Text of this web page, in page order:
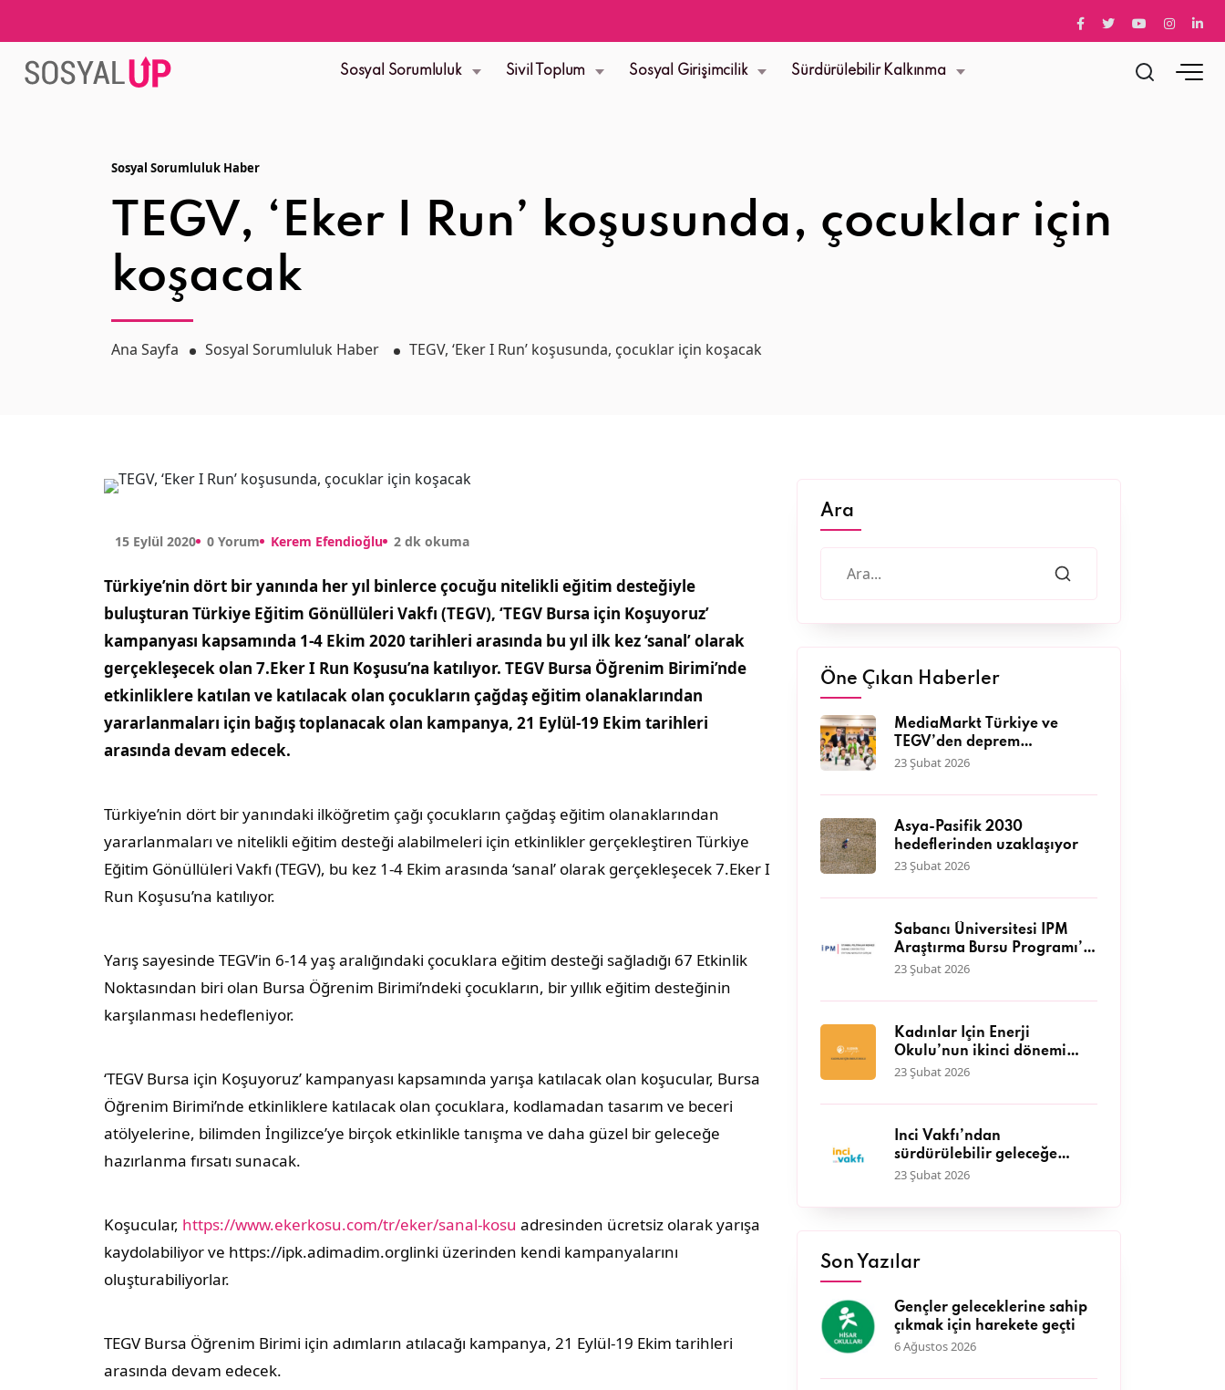
Sosyal Sorumluluk Sivil Toplum Sosyal Girişimcilik Sürdürülebilir Kalkınma
Sosyal Sorumluluk Haber
TEGV, ‘Eker I Run’ koşusunda, çocuklar için
koşacak
Ana Sayfa Sosyal Sorumluluk Haber TEGV, ‘Eker I Run’ koşusunda, çocuklar için koşacak
15 Eylül 2020 0 Yorum Kerem Efendioğlu 2 dk okuma
Türkiye’nin dört bir yanında her yıl binlerce çocuğu nitelikli eğitim desteğiyle
buluşturan Türkiye Eğitim Gönüllüleri Vakfı (TEGV), ‘TEGV Bursa için Koşuyoruz’
kampanyası kapsamında 1-4 Ekim 2020 tarihleri arasında bu yıl ilk kez ‘sanal’ olarak
gerçekleşecek olan 7.Eker I Run Koşusu’na katılıyor. TEGV Bursa Öğrenim Birimi’nde
etkinliklere katılan ve katılacak olan çocukların çağdaş eğitim olanaklarından
yararlanmaları için bağış toplanacak olan kampanya, 21 Eylül-19 Ekim tarihleri
arasında devam edecek.
Türkiye’nin dört bir yanındaki ilköğretim çağı çocukların çağdaş eğitim olanaklarından
yararlanmaları ve nitelikli eğitim desteği alabilmeleri için etkinlikler gerçekleştiren Türkiye
Eğitim Gönüllüleri Vakfı (TEGV), bu kez 1-4 Ekim arasında ‘sanal’ olarak gerçekleşecek 7.Eker I
Run Koşusu’na katılıyor.
Yarış sayesinde TEGV’in 6-14 yaş aralığındaki çocuklara eğitim desteği sağladığı 67 Etkinlik
Noktasından biri olan Bursa Öğrenim Birimi’ndeki çocukların, bir yıllık eğitim desteğinin
karşılanması hedefleniyor.
‘TEGV Bursa için Koşuyoruz’ kampanyası kapsamında yarışa katılacak olan koşucular, Bursa
Öğrenim Birimi’nde etkinliklere katılacak olan çocuklara, kodlamadan tasarım ve beceri
atölyelerine, bilimden İngilizce’ye birçok etkinlikle tanışma ve daha güzel bir geleceğe
hazırlanma fırsatı sunacak.
Koşucular, https://www.ekerkosu.com/tr/eker/sanal-kosu adresinden ücretsiz olarak yarışa
kaydolabiliyor ve https://ipk.adimadim.orglinki üzerinden kendi kampanyalarını
oluşturabiliyorlar.
TEGV Bursa Öğrenim Birimi için adımların atılacağı kampanya, 21 Eylül-19 Ekim tarihleri
arasında devam edecek.
Ara
Öne Çıkan Haberler
MediaMarkt Türkiye ve
TEGV’den deprem
bölgesinde 11 bini aşkın
desteği
23 Şubat 2026
Asya-Pasifik 2030
hedeflerinden uzaklaşıyor
23 Şubat 2026
Sabancı Üniversitesi İPM
Araştırma Bursu Programı’a
başvurular başladı
23 Şubat 2026
Kadınlar İçin Enerji
Okulu’nun ikinci dönemi
başlıyor
23 Şubat 2026
İnci Vakfı’ndan
sürdürülebilir geleceğe
katkı: IV. Hasat Hibe
başladı
23 Şubat 2026
Son Yazılar
Gençler geleceklerine sahip
çıkmak için harekete geçti
6 Ağustos 2026